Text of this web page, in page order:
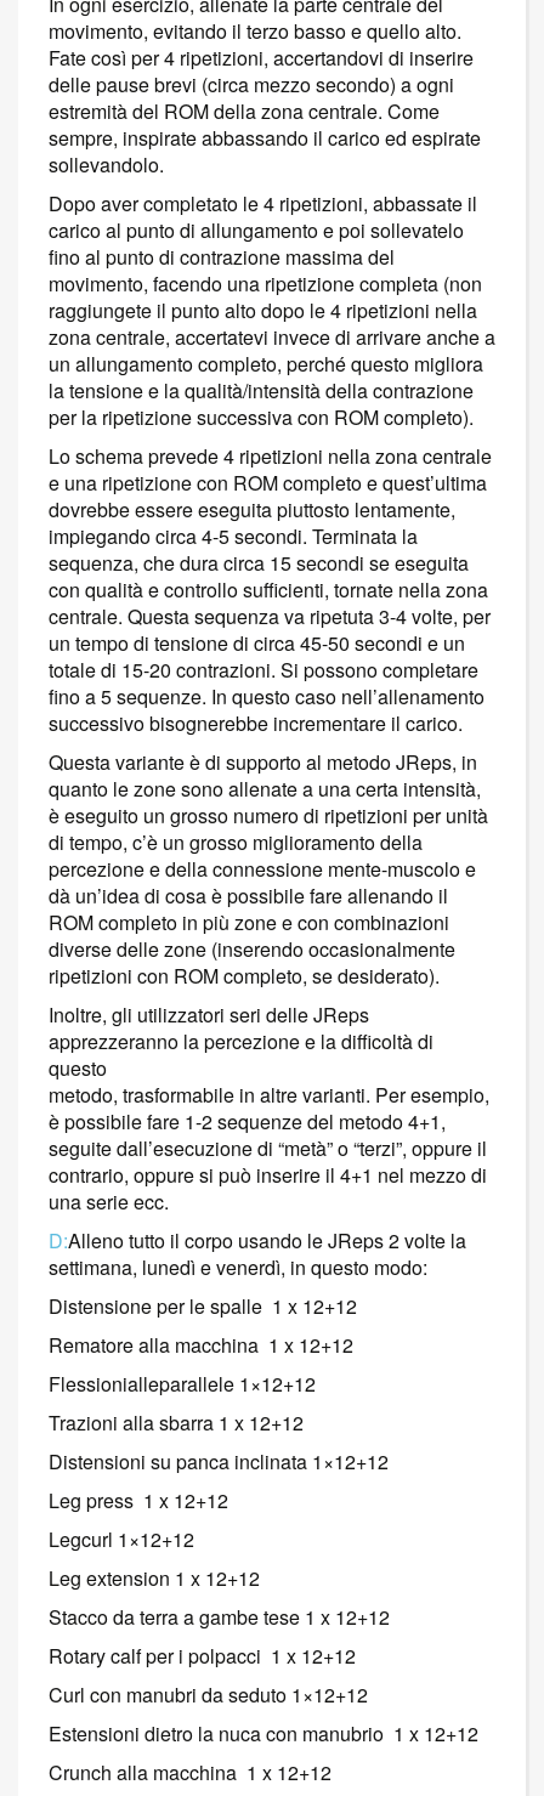
movimento, evitando il terzo basso e quello alto.
Fate così per 4 ripetizioni, accertandovi di inserire
delle pause brevi (circa mezzo secondo) a ogni
estremità del ROM della zona centrale. Come
sempre, inspirate abbassando il carico ed espirate
sollevandolo.
Dopo aver completato le 4 ripetizioni, abbassate il
carico al punto di allungamento e poi sollevatelo
fino al punto di contrazione massima del
movimento, facendo una ripetizione completa (non
raggiungete il punto alto dopo le 4 ripetizioni nella
zona centrale, accertatevi invece di arrivare anche a
un allungamento completo, perché questo migliora
la tensione e la qualità/intensità della contrazione
per la ripetizione successiva con ROM completo).
Lo schema prevede 4 ripetizioni nella zona centrale
e una ripetizione con ROM completo e quest’ultima
dovrebbe essere eseguita piuttosto lentamente,
impiegando circa 4-5 secondi. Terminata la
sequenza, che dura circa 15 secondi se eseguita
con qualità e controllo sufficienti, tornate nella zona
centrale. Questa sequenza va ripetuta 3-4 volte, per
un tempo di tensione di circa 45-50 secondi e un
totale di 15-20 contrazioni. Si possono completare
fino a 5 sequenze. In questo caso nell’allenamento
successivo bisognerebbe incrementare il carico.
Questa variante è di supporto al metodo JReps, in
quanto le zone sono allenate a una certa intensità,
è eseguito un grosso numero di ripetizioni per unità
di tempo, c’è un grosso miglioramento della
percezione e della connessione mente-muscolo e
dà un’idea di cosa è possibile fare allenando il
ROM completo in più zone e con combinazioni
diverse delle zone (inserendo occasionalmente
ripetizioni con ROM completo, se desiderato).
Inoltre, gli utilizzatori seri delle JReps
apprezzeranno la percezione e la difficoltà di
questo
metodo, trasformabile in altre varianti. Per esempio,
è possibile fare 1-2 sequenze del metodo 4+1,
seguite dall’esecuzione di “metà” o “terzi”, oppure il
contrario, oppure si può inserire il 4+1 nel mezzo di
una serie ecc.
D:Alleno tutto il corpo usando le JReps 2 volte la
settimana, lunedì e venerdì, in questo modo:
Distensione per le spalle 1 x 12+12
Rematore alla macchina 1 x 12+12
Flessionialleparallele 1×12+12
Trazioni alla sbarra 1 x 12+12
Distensioni su panca inclinata 1×12+12
Leg press 1 x 12+12
Legcurl 1×12+12
Leg extension 1 x 12+12
Stacco da terra a gambe tese 1 x 12+12
Rotary calf per i polpacci 1 x 12+12
Curl con manubri da seduto 1×12+12
Estensioni dietro la nuca con manubrio 1 x 12+12
Crunch alla macchina 1 x 12+12